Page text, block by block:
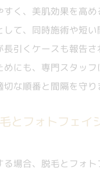
ォトフェイシャルの
すく、美肌効果を高
して、同時施術や短
長引くケースも報告
めにも、専門スタッ
な順番と間隔を守り
とフォトフェイ
る場合、脱毛とフォ